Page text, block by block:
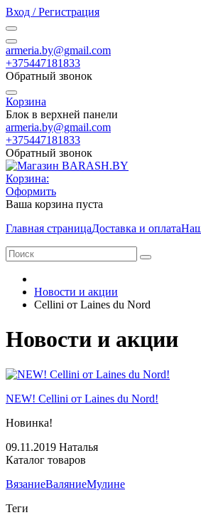
Вход / Регистрация
armeria.by@gmail.com
+375447181833
Обратный звонок
Корзина
Блок в верхней панели
armeria.by@gmail.com
+375447181833
Обратный звонок
Корзина:
Оформить
Ваша корзина пуста
Главная страницаДоставка и оплата
Новости и акции
Cellini от Laines du Nord
Новости и акции
NEW! Cellini от Laines du Nord!
Новинка!
09.11.2019 Наталья
Каталог товаров
ВязаниеВаляниеМулине
Теги